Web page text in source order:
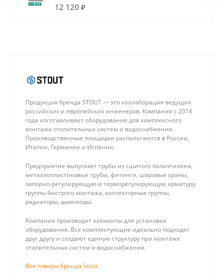
12 120 ₽
Продукция бренда STOUT — это коллаборация ведущих
российских и европейских инженеров. Компания с 2014
года изготавливает оборудование для комплексного
монтажа отопительных систем и водоснабжения.
Производственные площадки располагаются в России,
Италии, Германии и Испании.
Предприятие выпускает трубы из сшитого полиэтилена,
металлопластиковые трубы, фитинги, шаровые краны,
запорно-регулирующую и терморегулирующую арматуру,
группы быстрого монтажа, коллекторные группы,
радиаторы, дымоходы.
Компания производит элементы для установки
оборудования. Все комплектующие идеально подходят
друг другу и создают единую структуру при монтаже
отопительных систем и водоснабжения.
Все товары бренда Stout